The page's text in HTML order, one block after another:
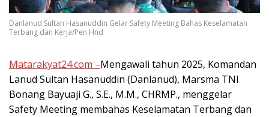
Danlanud Sultan Hasanuddin Gelar Safety Meeting Bahas Keselamatan
Terbang dan Kerja/Pen Hnd
Matarakyat24.com –Mengawali tahun 2025, Komandan
Lanud Sultan Hasanuddin (Danlanud), Marsma TNI
Bonang Bayuaji G., S.E., M.M., CHRMP., menggelar
Safety Meeting membahas Keselamatan Terbang dan